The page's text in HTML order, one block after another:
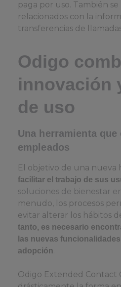
paga por uso. También
relacionados con la
transferencias de
Odigo
innovación
de uso
Una herramienta
empleados
El objetivo de una nueva
facilitar el trabajo de sus
soluciones de bienestar
menudo, los procesos
evitar alterar los hábitos
tanto, es necesario
las nuevas
adopción.
Odigo Extended Contact